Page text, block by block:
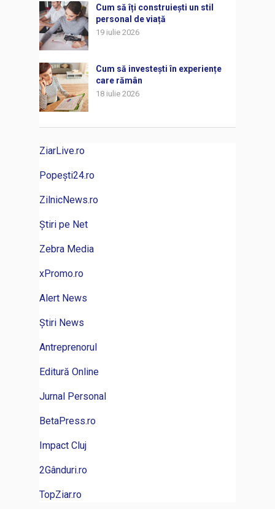
Cum să îți construiești un stil
personal de viață
19 iulie 2026
Cum să investești în experiențe
care rămân
18 iulie 2026
ZiarLive.ro
Popești24.ro
ZilnicNews.ro
Știri pe Net
Zebra Media
xPromo.ro
Alert News
Știri News
Antreprenorul
Editură Online
Jurnal Personal
BetaPress.ro
Impact Cluj
2Gânduri.ro
TopZiar.ro